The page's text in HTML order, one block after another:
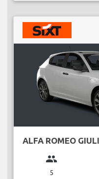
ALFA ROMEO
group
5